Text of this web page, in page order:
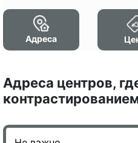
Адреса
Адреса центров,